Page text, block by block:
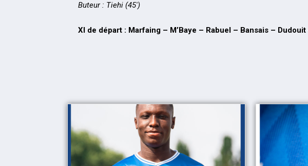
Buteur : Tiehi (45′)
XI de départ : Marfaing – M’Baye – Rabuel – Bansais –